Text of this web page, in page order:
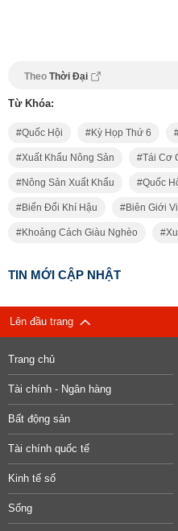
Theo Thời Đại
Từ Khóa:
Quốc Hội Kỳ Họp Thứ 6
Xuất Khẩu Nông Sản Tái Cơ
Nông Sản Xuất Khẩu Quốc
Biến Đổi Khí Hậu Biên Giới
Khoảng Cách Giàu Nghèo
TIN MỚI CẬP NHẬT
Lên đầu trang
Trang chủ
Tài chính - Ngân hàng
Bất động sản
Tài chính quốc tế
Kinh tế số
Sống